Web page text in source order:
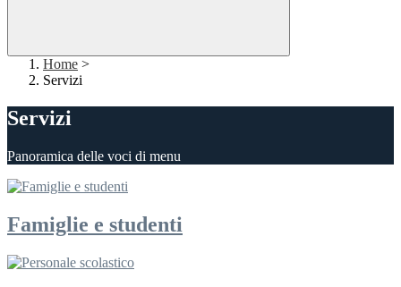
Home >
Servizi
Servizi
Panoramica delle voci di menu
Famiglie e studenti